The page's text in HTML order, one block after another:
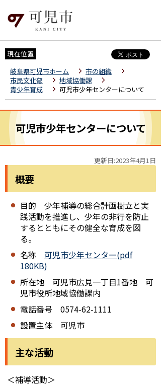
現在位置
岐阜県可児市ホーム
市の組織
市民文化部
地域協働課
青少年育成
可児市少年センターについて
可児市少年センターについて
更新日:2023年4月1日
概要
目的 少年補導の総合計画樹立と実
践活動を推進し、少年の非行を防止
するとともにその健全な育成を図
る。
名称 可児市少年センター(pdf
180KB)
所在地 可児市広見一丁目1番地 可
児市役所地域協働課内
電話番号 0574-62-1111
設置主体 可児市
主な活動
＜補導活動＞